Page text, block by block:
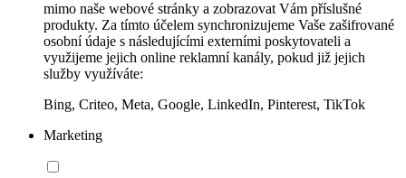
mimo naše webové stránky a zobrazovat Vám příslušné
produkty. Za tímto účelem synchronizujeme Vaše zašifrované
osobní údaje s následujícími externími poskytovateli a
využijeme jejich online reklamní kanály, pokud již jejich
služby využíváte:
Bing, Criteo, Meta, Google, LinkedIn, Pinterest, TikTok
Marketing